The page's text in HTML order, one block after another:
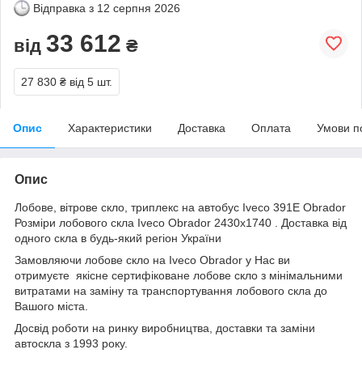
Відправка з 12 серпня 2026
від 33 612 ₴
27 830 ₴ від 5 шт.
Опис Характеристики Доставка Оплата Умови
Опис
Лобове, вітрове скло, триплекс на автобус Iveco 391E Obrador
Розміри лобового скла Iveco Obrador 2430x1740 . Доставка від
одного скла в будь-який регіон України
Замовляючи лобове скло на Iveco Obrador у Нас ви
отримуєте якісне сертифіковане лобове скло з мінімальними
витратами на заміну та транспортування лобового скла до
Вашого міста.
Досвід роботи на ринку виробництва, доставки та заміни
автоскла з 1993 року.